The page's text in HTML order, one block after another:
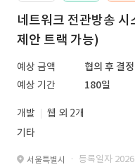
네트워크 전관방송
제안 트랙 가능)
예상 금액
협의 후 결정
예상 기간
180일
개발
웹 외 2개
기타
서울특별시 · 등록일자